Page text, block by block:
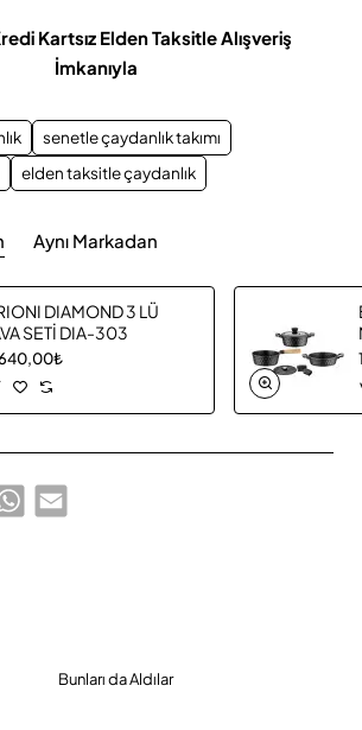
Kartsız Elden Taksitle Alışveriş
İmkanıyla
senetle çaydanlık takımı
elden taksitle çaydanlık
Aynı Markadan
DIAMOND 3 LÜ
SETİ DIA-303
WhatsApp
Email
Bunları da Aldılar